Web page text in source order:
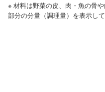
※ 材料は野菜の皮、肉・魚の骨
部分の分量（調理量）を表示して